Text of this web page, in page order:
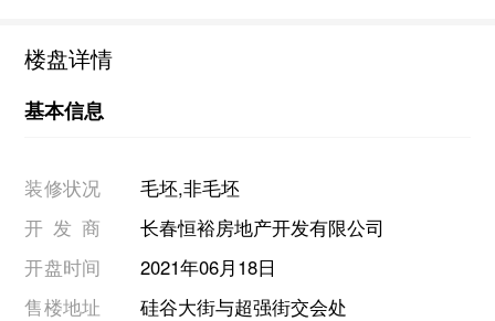
楼盘详情
基本信息
装修状况
毛坯,非毛坯
开发商
长春恒裕房地产开发有限公司
开盘时间
2021年06月18日
售楼地址
硅谷大街与超强街交会处